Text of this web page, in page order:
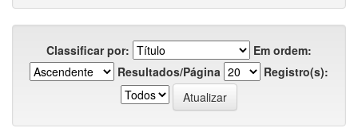
Classificar por:
Em ordem:
Resultados/Página
Registro(s):